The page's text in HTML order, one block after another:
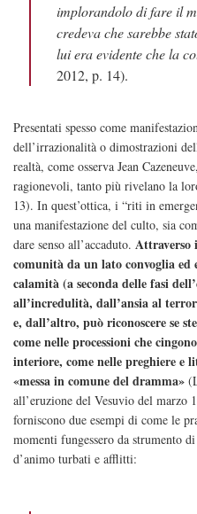
implorandolo di fare il
credeva che sarebbe
lui era evidente che la
2012, p. 14).
Presentati spesso come
dell’irrazionalità o dimostrazioni
realtà, come osserva Jean
ragionevoli, tanto più rivelano la
13). In quest’ottica, i “riti in
una manifestazione del culto, sia
dare senso all’accaduto. Attraverso
comunità da un lato convoglia ed
calamità (a seconda delle fasi
all’incredulità, dall’ansia al
e, dall’altro, può riconoscere se
come nelle processioni che
interiore, come nelle preghiere e
«messa in comune del dramma»
all’eruzione del Vesuvio del marzo
forniscono due esempi di come le
momenti fungessero da strumento
d’animo turbati e afflitti: